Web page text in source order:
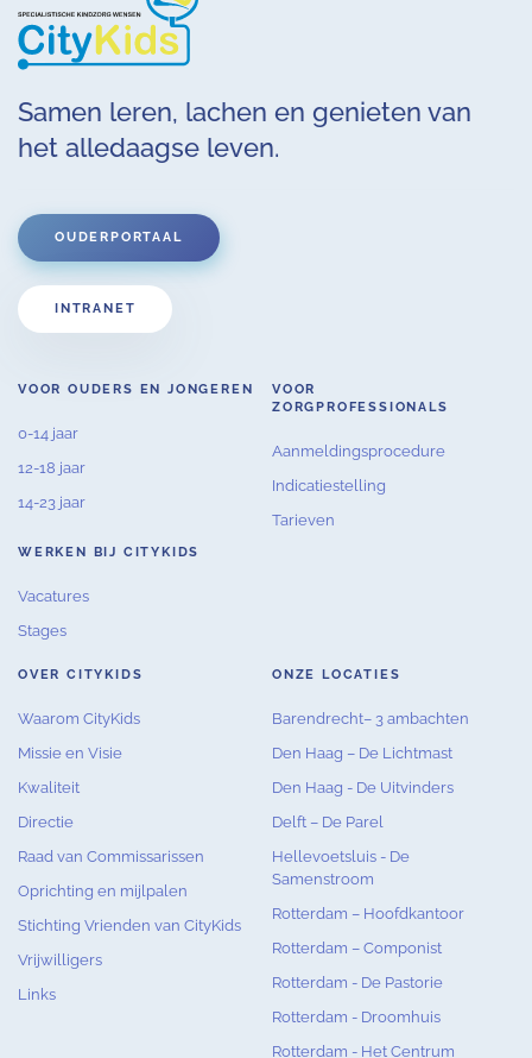
Samen leren, lachen en genieten van
het alledaagse leven.
OUDERPORTAAL
INTRANET
VOOR OUDERS EN JONGEREN
0-14 jaar
12-18 jaar
14-23 jaar
VOOR
ZORGPROFESSIONALS
Aanmeldingsprocedure
Indicatiestelling
Tarieven
WERKEN BIJ CITYKIDS
Vacatures
Stages
OVER CITYKIDS
Waarom CityKids
Missie en Visie
Kwaliteit
Directie
Raad van Commissarissen
Oprichting en mijlpalen
Stichting Vrienden van CityKids
Vrijwilligers
Links
ONZE LOCATIES
Barendrecht– 3 ambachten
Den Haag – De Lichtmast
Den Haag - De Uitvinders
Delft – De Parel
Hellevoetsluis - De
Samenstroom
Rotterdam – Hoofdkantoor
Rotterdam – Componist
Rotterdam - De Pastorie
Rotterdam - Droomhuis
Rotterdam - Het Centrum